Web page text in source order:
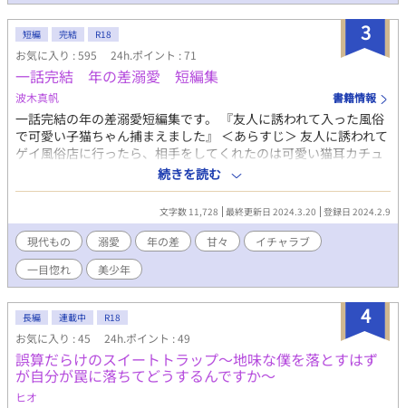
3
短編 完結 R18
お気に入り : 595 24h.ポイント : 71
一話完結 年の差溺愛 短編集
波木真帆 書籍情報
一話完結の年の差溺愛短編集です。 『友人に誘われて入った風俗
で可愛い子猫ちゃん捕まえました』 ＜あらすじ＞ 友人に誘われて
ゲイ風俗店に行ったら、相手をしてくれたのは可愛い猫耳カチュ
ーシャをつけた美少年リオン。 今日が初めてだというリオンの可
愛さにすっかり参ってしまって……。 イケメン会社員と猫耳美少
年の風俗で始まる恋のお話。 『イケメン社長にお弁当を作ったら
デザートに僕も食べられちゃいました』 タイトル仮の状態なので
変更するかもしれません。 ＜あらすじ＞ 社会人一年目の桃山尚は
外資系企業の秘書課に勤務しているが、入社初日に社長直々にお
弁当作りを頼まれる。 料理は得意だからと楽しんで作っている
と、アメリカ本社から社長の縁談の相手と噂の女性がやってき
た。 その人にもうお弁当は作らなくていいと言われて屋上で一人
泣いていると、社長がやってきて……。 少し潔癖なイケメン社長
と料理上手な新入社員の甘い恋のお話。 これから一話完結ものは
こちらにアップしていきます。 一話完結なので全てR18となって
おります。
続きを読む
文字数 11,728 最終更新日 2024.3.20 登録日 2024.2.9
現代もの 溺愛 年の差 甘々
イチャラブ
一目惚れ
美少年
4
長編 連載中 R18
お気に入り : 45 24h.ポイント : 49
誤算だらけのスイートトラップ～地味な僕を落とすはず
が自分が罠に落ちてどうするんですか～
ヒオ